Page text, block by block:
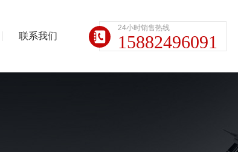
联系我们
24小时销售热线
15882496091